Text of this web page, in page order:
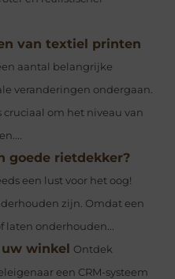
van textiel printen
aantal belangrijke
veranderingen ondergaan.
om het niveau van
goede rietdekker?
een lust voor het oog!
zijn. Omdat een
onderhouden...
uw winkel Ontdek
een CRM-systeem